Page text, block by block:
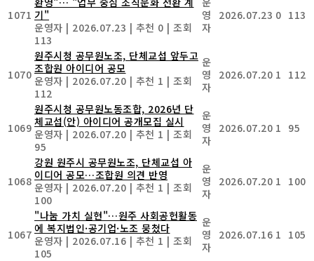
1071 기"
운영자 | 2026.07.23 | 추천 0 | 조회
113
영
자
2026.07.23 0 113
1070
원주시청 공무원노조, 단체교섭 앞두고
조합원 아이디어 공모
운영자 | 2026.07.20 | 추천 1 | 조회
112
운
영
자
2026.07.20 1 112
1069
원주시청 공무원노동조합, 2026년 단
체교섭(안) 아이디어 공개모집 실시
운영자 | 2026.07.20 | 추천 1 | 조회
95
운
영
자
2026.07.20 1 95
1068
강원 원주시 공무원노조, 단체교섭 아
이디어 공모…조합원 의견 반영
운영자 | 2026.07.20 | 추천 1 | 조회
100
운
영
자
2026.07.20 1 100
1067
"나눔 가치 실현"…원주 사회공헌활동
에 복지법인·공기업·노조 뭉쳤다
운영자 | 2026.07.16 | 추천 1 | 조회
105
운
영
자
2026.07.16 1 105